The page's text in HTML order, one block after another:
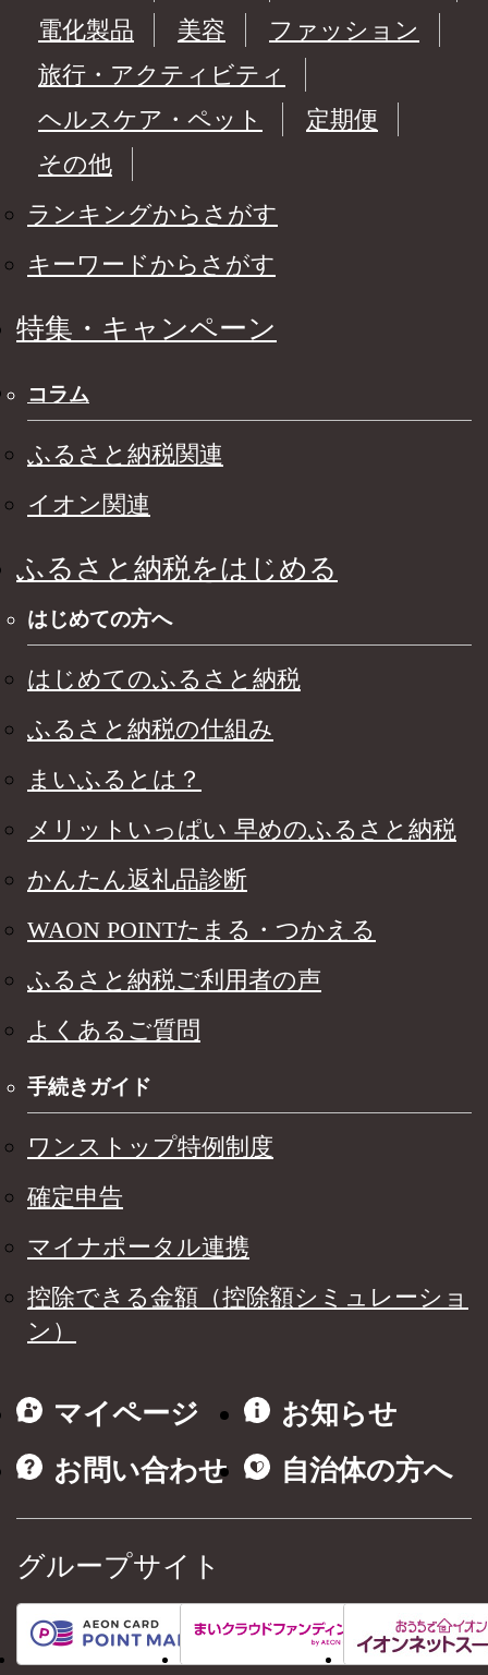
電化製品
美容
ファッション
旅行・アクティビティ
ヘルスケア・ペット
定期便
その他
ランキングからさがす
キーワードからさがす
特集・キャンペーン
コラム
ふるさと納税関連
イオン関連
ふるさと納税をはじめる
はじめての方へ
はじめてのふるさと納税
ふるさと納税の仕組み
まいふるとは？
メリットいっぱい 早めのふるさと納税
かんたん返礼品診断
WAON POINTたまる・つかえる
ふるさと納税ご利用者の声
よくあるご質問
手続きガイド
ワンストップ特例制度
確定申告
マイナポータル連携
控除できる金額（控除額シミュレーショ
ン）
マイページ
お知らせ
お問い合わせ
自治体の方へ
グループサイト